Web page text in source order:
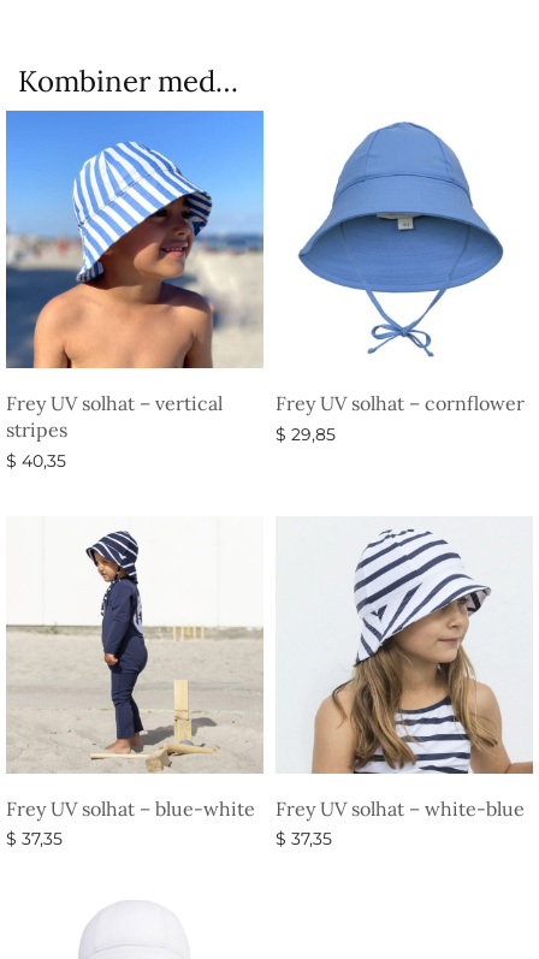
Kombiner med…
Frey UV solhat – vertical
stripes
$ 40,35
Frey UV solhat – cornflower
$ 29,85
Frey UV solhat – blue-white
$ 37,35
Frey UV solhat – white-blue
$ 37,35